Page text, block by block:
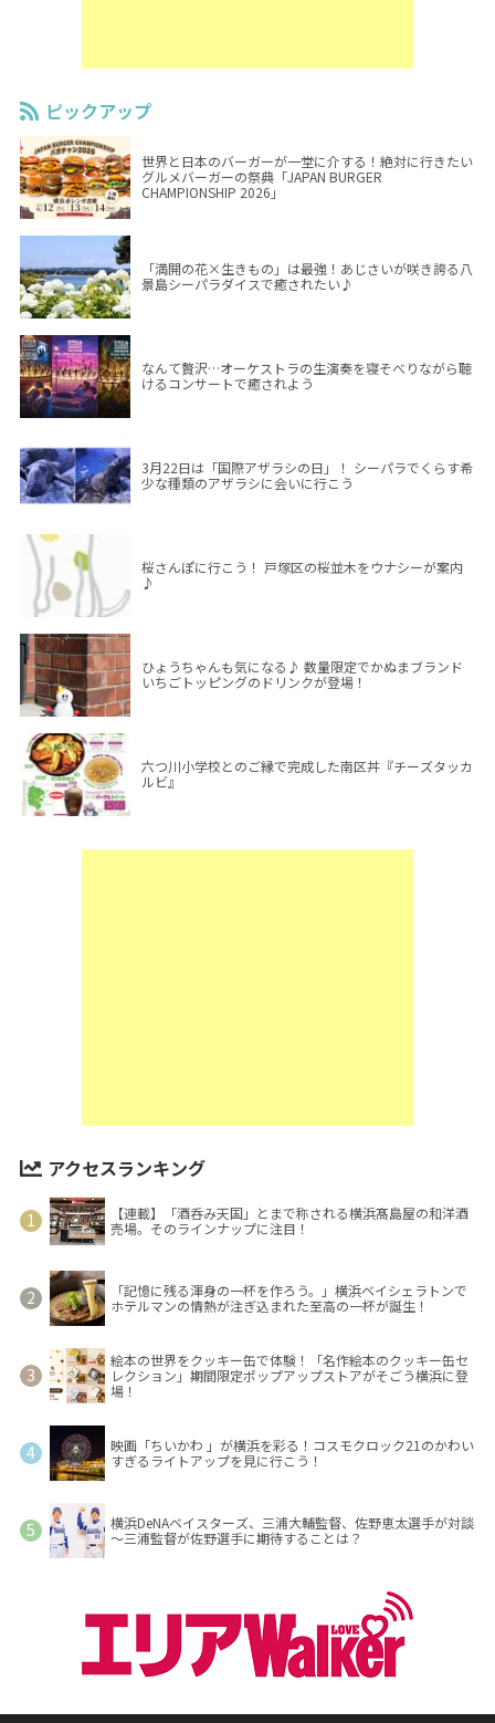
ピックアップ
世界と日本のバーガーが一堂に介する！絶対に行きたい
グルメバーガーの祭典「JAPAN BURGER
CHAMPIONSHIP 2026」
「満開の花×生きもの」は最強！あじさいが咲き誇る八
景島シーパラダイスで癒されたい♪
なんて贅沢…オーケストラの生演奏を寝そべりながら聴
けるコンサートで癒されよう
3月22日は「国際アザラシの日」！ シーパラでくらす希
少な種類のアザラシに会いに行こう
桜さんぽに行こう！ 戸塚区の桜並木をウナシーが案内
♪
ひょうちゃんも気になる♪ 数量限定でかぬまブランド
いちごトッピングのドリンクが登場！
六つ川小学校とのご縁で完成した南区丼『チーズタッカ
ルビ』
アクセスランキング
【連載】「酒呑み天国」とまで称される横浜髙島屋の和洋酒
売場。そのラインナップに注目！
「記憶に残る渾身の一杯を作ろう。」横浜ベイシェラトンで
ホテルマンの情熱が注ぎ込まれた至高の一杯が誕生！
絵本の世界をクッキー缶で体験！「名作絵本のクッキー缶セ
レクション」期間限定ポップアップストアがそごう横浜に登
場！
映画「ちいかわ 」が横浜を彩る！コスモクロック21のかわい
すぎるライトアップを見に行こう！
横浜DeNAベイスターズ、三浦大輔監督、佐野恵太選手が対談
～三浦監督が佐野選手に期待することは？